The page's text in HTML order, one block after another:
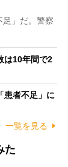
」だ。警察
は10年間で2
患者不足」に
一覧を見る
た